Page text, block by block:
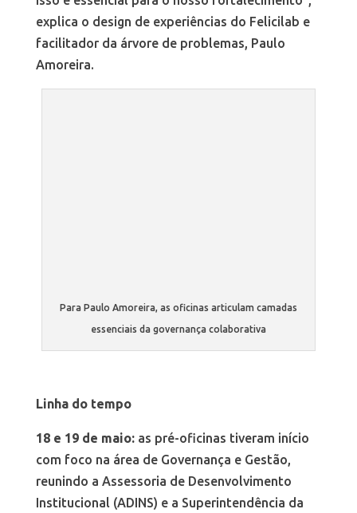
explica o design de experiências do Felicilab e
facilitador da árvore de problemas, Paulo
Amoreira.
Para Paulo Amoreira, as oficinas articulam camadas
essenciais da governança colaborativa
Linha do tempo
18 e 19 de maio:as pré-oficinas tiveram início
com foco na área de Governança e Gestão,
reunindo a Assessoria de Desenvolvimento
Institucional (ADINS) e a Superintendência da